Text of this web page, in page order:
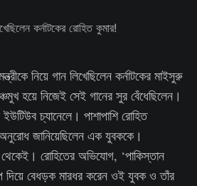
নিয়ে গান লিখেছিলেন কর্নাটকের মাইসুরু
হয়ে নিজেই সেই গানের সুর বেঁধেছিলেন।
চ্যানেলে। পাশাপাশি রোহিত
জানিয়েছিলেন এক যুবককে।
রোহিতের অভিযোগ, ‘পাকিস্তান
দিয়ে বেধড়ক মারধর করেন ওই যুবক ও তাঁর